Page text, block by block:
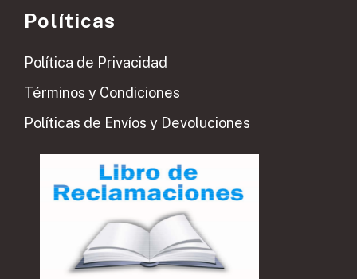
Políticas
Política de Privacidad
Términos y Condiciones
Políticas de Envíos y Devoluciones